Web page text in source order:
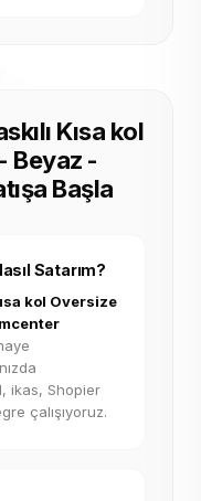
Kısa kol
Beyaz -
Başla
Satarım?
kol Oversize
ikas, Shopier
çalışıyoruz.